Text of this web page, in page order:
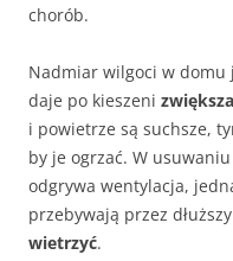
chorób.
Nadmiar wilgoci w domu
daje po kieszeni
i powietrze są suchsze,
by je ogrzać. W
odgrywa wentylacja,
przebywają przez
wietrzyć.